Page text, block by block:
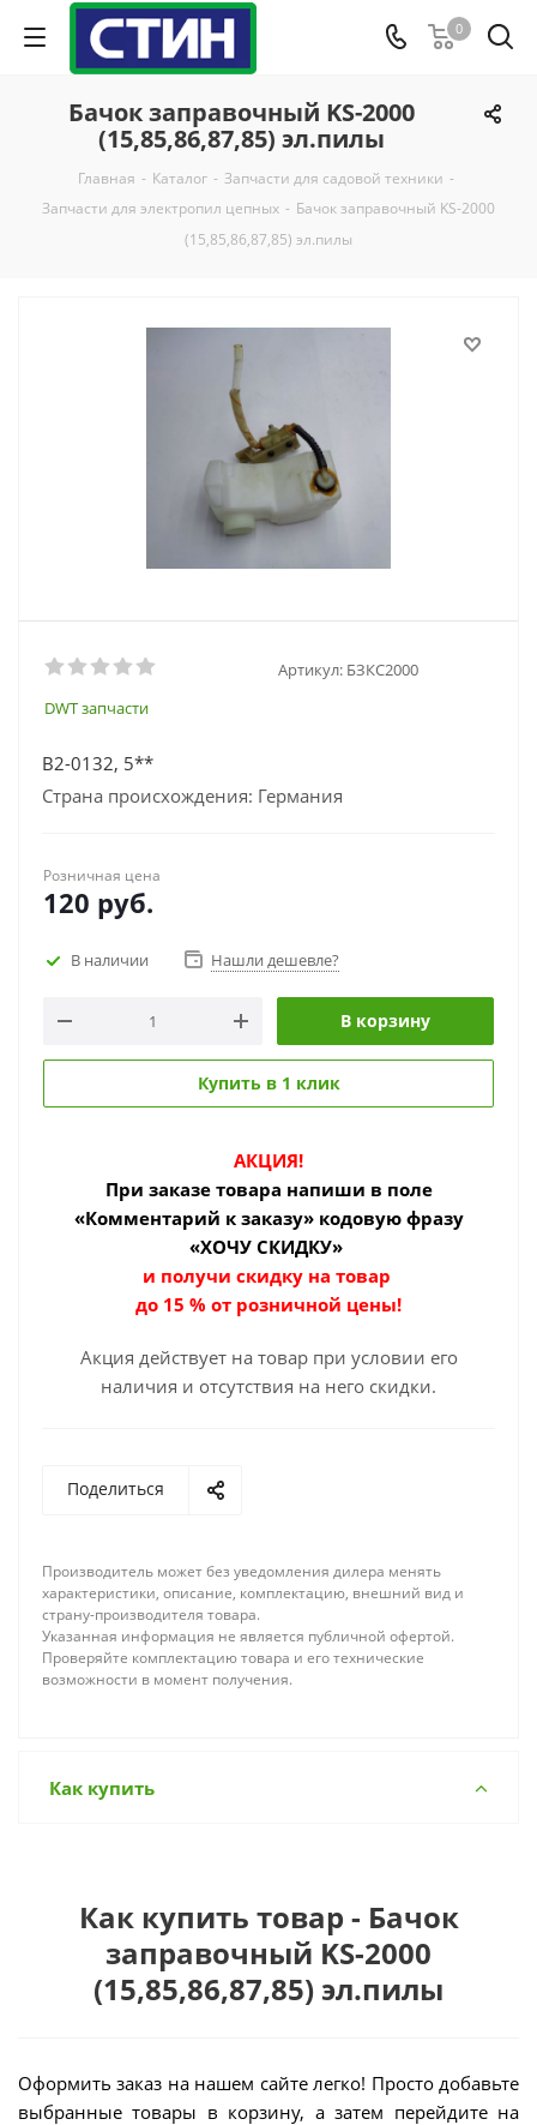
0
Бачок заправочный KS-2000
(15,85,86,87,85) эл.пилы
Главная - Каталог - Запчасти для садовой техники -
Запчасти для электропил цепных - Бачок заправочный KS-2000
(15,85,86,87,85) эл.пилы
Артикул: БЗКС2000
DWT запчасти
В2-0132, 5**
Страна происхождения: Германия
Розничная цена
120 руб.
В наличии Нашли дешевле?
В корзину
Купить в 1 клик
АКЦИЯ!
При заказе товара напиши в поле
«Комментарий к заказу» кодовую фразу
«ХОЧУ СКИДКУ»
и получи скидку на товар
до 15 % от розничной цены!
Акция действует на товар при условии его
наличия и отсутствия на него скидки.
Поделиться
Производитель может без уведомления дилера менять
характеристики, описание, комплектацию, внешний вид и
страну-производителя товара.
Указанная информация не является публичной офертой.
Проверяйте комплектацию товара и его технические
возможности в момент получения.
Как купить
Как купить товар - Бачок
заправочный KS-2000
(15,85,86,87,85) эл.пилы
Оформить заказ на нашем сайте легко! Просто добавьте
выбранные товары в корзину, а затем перейдите на